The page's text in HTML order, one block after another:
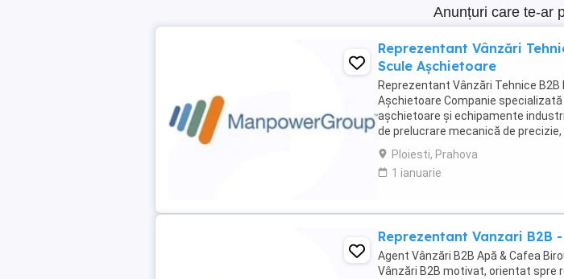
Anunțuri care te-ar
Reprezentant Vânzări
Scule Așchietoare
Reprezentant Vânzări Tehnice
Așchietoare Companie
așchietoare și echipamente
de prelucrare mecanică de
Tehnice pentru dezvoltarea ...
Ploiesti, Prahova
1 ianuarie
Reprezentant Vanzari B2B
Agent Vânzări B2B Apă & Cafea
Vânzări B2B motivat, orientat spre